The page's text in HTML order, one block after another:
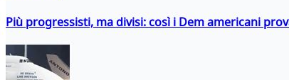
Più progressisti, ma divisi: così i Dem americani